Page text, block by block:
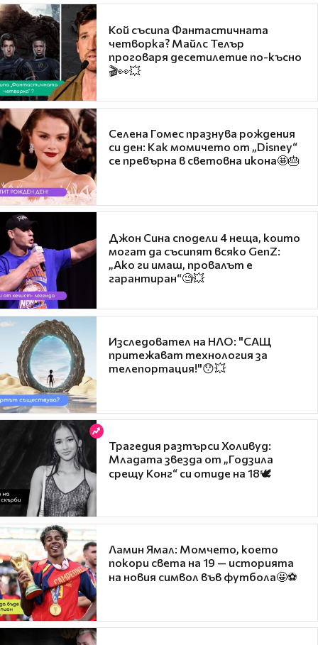
Кой съсипа Фантастичната
четворка? Майлс Телър
проговаря десетилетие по-късно
🎬👀💥
Селена Гомес празнува рождения
си ден: Как момичето от „Disney“
се превърна в световна икона🤩🎂
Джон Сина сподели 4 неща, които
могат да съсипят всяко GenZ:
„Ако ги имаш, провалът е
гарантиран“🧐💥
Изследовател на НЛО: "САЩ
притежават технология за
телепортация!"😯💥
Трагедия разтърси Холивуд:
Младата звезда от „Годзила
срещу Конг“ си отиде на 18🕊️
Ламин Ямал: Момчето, което
покори света на 19 — историята
на новия символ във футбола🤩⚽